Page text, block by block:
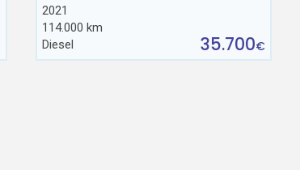
2021
114.000 km
Diesel
35.700€